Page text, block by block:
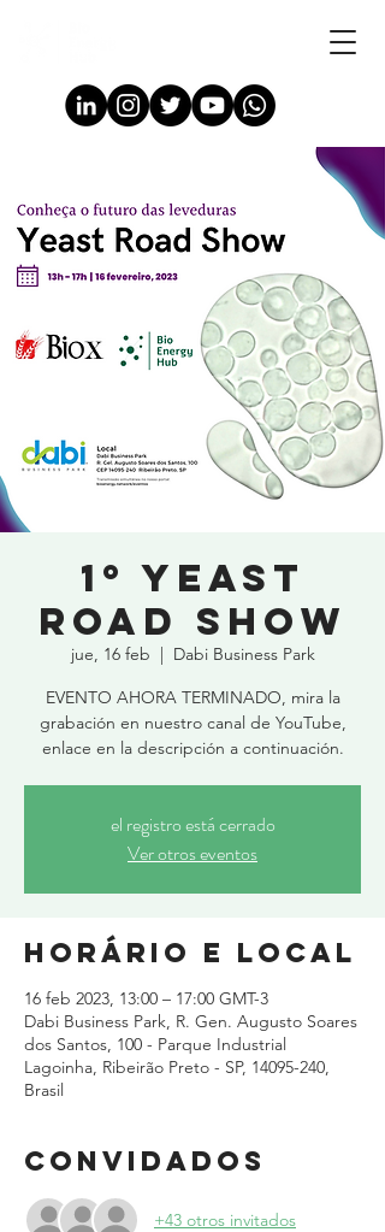
1º Yeast
Road Show
jue, 16 feb
  |
Dabi Business Park
EVENTO AHORA TERMINADO, mira la
grabación en nuestro canal de YouTube,
enlace en la descripción a continuación.
el registro está cerrado
Ver otros eventos
Horário e local
16 feb 2023, 13:00 – 17:00 GMT-3
Dabi Business Park, R. Gen. Augusto Soares
dos Santos, 100 - Parque Industrial
Lagoinha, Ribeirão Preto - SP, 14095-240,
Brasil
Convidados
+43 otros invitados